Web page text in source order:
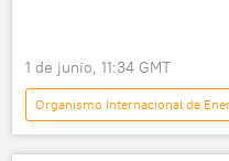
1 de junio, 11:34 GMT
Organismo Internacional de
Defensa
seguridad